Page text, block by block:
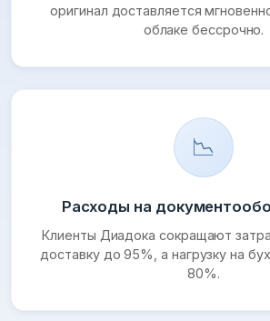
оригинал доставляется
облаке бессрочно.
📉
Расходы на
Клиенты Диадока сокращают
доставку до 95%, а нагрузку на
80%.